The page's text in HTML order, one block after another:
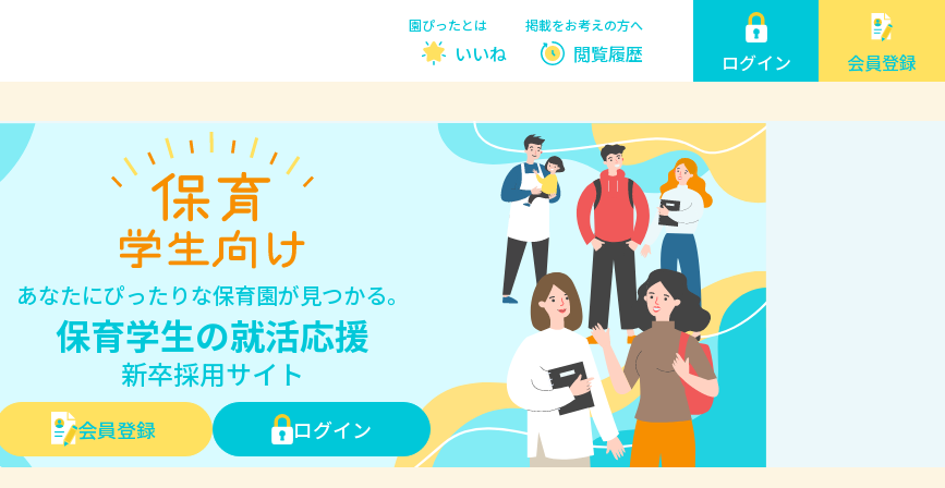
園ぴったとは 掲載をお考えの方へ
いいね 閲覧履歴 ログイン 会員登録
あなたにぴったりな保育園が見つかる。
保育学生の就活応援
新卒採用サイト
会員登録 ログイン